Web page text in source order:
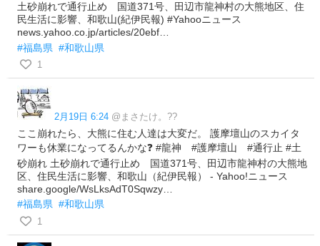
土砂崩れで通行止め 国道371号、田辺市龍神村の大熊地区、住
民生活に影響、和歌山(紀伊民報) #Yahooニュース
news.yahoo.co.jp/articles/20ebf…
#福島県 #和歌山県
1
2月19日 6:24 @まさたけ。?️?
ここ崩れたら、大熊に住む人達は大変だ。 護摩壇山のスカイタ
ワーも休業になってるんかな❓ #龍神 #護摩壇山 #通行止 #土
砂崩れ 土砂崩れで通行止め 国道371号、田辺市龍神村の大熊地
区、住民生活に影響、和歌山（紀伊民報） - Yahoo!ニュース
share.google/WsLksAdT0Sqwzy…
#福島県 #和歌山県
1